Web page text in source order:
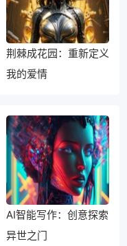
荆棘成花园：重新定义
我的爱情
AI智能写作：创意探索
异世之门